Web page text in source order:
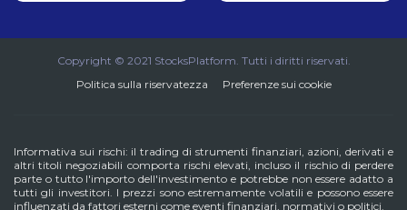
Copyright © 2021 StocksPlatform. Tutti i diritti riservati.
Politica sulla riservatezza
Preferenze sui cookie
Informativa sui rischi: il trading di strumenti finanziari, azioni, derivati e
altri titoli negoziabili comporta rischi elevati, incluso il rischio di perdere
parte o tutto l'importo dell'investimento e potrebbe non essere adatto a
tutti gli investitori. I prezzi sono estremamente volatili e possono essere
influenzati da fattori esterni come eventi finanziari, normativi o politici.